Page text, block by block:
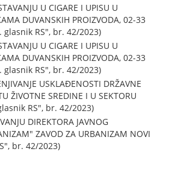
U CIGARE I UPISU U
DUVANSKIH PROIZVODA, 02-33
glasnik RS", br. 42/2023)
U CIGARE I UPISU U
DUVANSKIH PROIZVODA, 02-33
glasnik RS", br. 42/2023)
USKLAĐENOSTI DRŽAVNE
ŽIVOTNE SREDINE I U SEKTORU
RS", br. 42/2023)
DIREKTORA JAVNOG
ZAVOD ZA URBANIZAM NOVI
br. 42/2023)